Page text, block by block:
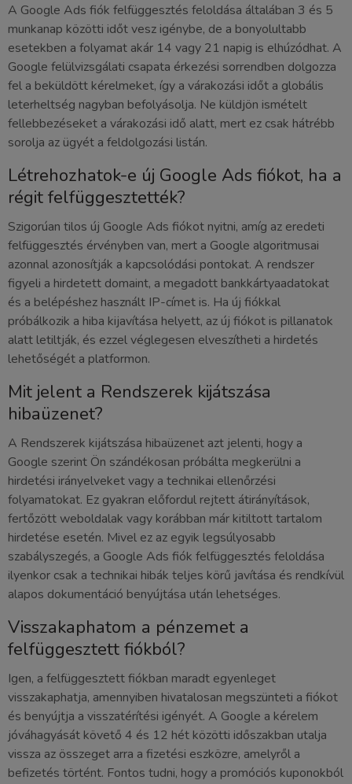
A Google Ads fiók felfüggesztés feloldása általában 3 és 5
munkanap közötti időt vesz igénybe, de a bonyolultabb
esetekben a folyamat akár 14 vagy 21 napig is elhúzódhat. A
Google felülvizsgálati csapata érkezési sorrendben dolgozza
fel a beküldött kérelmeket, így a várakozási időt a globális
leterheltség nagyban befolyásolja. Ne küldjön ismételt
fellebbezéseket a várakozási idő alatt, mert ez csak hátrébb
sorolja az ügyét a feldolgozási listán.
Létrehozhatok-e új Google Ads fiókot, ha a
régit felfüggesztették?
Szigorúan tilos új Google Ads fiókot nyitni, amíg az eredeti
felfüggesztés érvényben van, mert a Google algoritmusai
azonnal azonosítják a kapcsolódási pontokat. A rendszer
figyeli a hirdetett domaint, a megadott bankkártyaadatokat
és a belépéshez használt IP-címet is. Ha új fiókkal
próbálkozik a hiba kijavítása helyett, az új fiókot is pillanatok
alatt letiltják, és ezzel véglegesen elveszítheti a hirdetés
lehetőségét a platformon.
Mit jelent a Rendszerek kijátszása
hibaüzenet?
A Rendszerek kijátszása hibaüzenet azt jelenti, hogy a
Google szerint Ön szándékosan próbálta megkerülni a
hirdetési irányelveket vagy a technikai ellenőrzési
folyamatokat. Ez gyakran előfordul rejtett átirányítások,
fertőzött weboldalak vagy korábban már kitiltott tartalom
hirdetése esetén. Mivel ez az egyik legsúlyosabb
szabályszegés, a Google Ads fiók felfüggesztés feloldása
ilyenkor csak a technikai hibák teljes körű javítása és rendkívül
alapos dokumentáció benyújtása után lehetséges.
Visszakaphatom a pénzemet a
felfüggesztett fiókból?
Igen, a felfüggesztett fiókban maradt egyenleget
visszakaphatja, amennyiben hivatalosan megszünteti a fiókot
és benyújtja a visszatérítési igényét. A Google a kérelem
jóváhagyását követő 4 és 12 hét közötti időszakban utalja
vissza az összeget arra a fizetési eszközre, amelyről a
befizetés történt. Fontos tudni, hogy a promóciós kuponokból